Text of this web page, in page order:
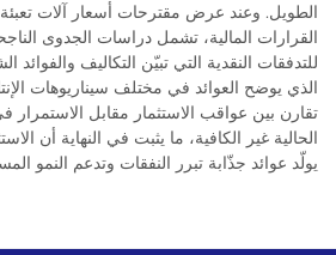
الطويل. وعند عرض مقترحات أسعار آلات
القرارات المالية، تشمل دراسات الجدوى
للتدفقات النقدية التي تبيّن التكاليف والفوائد
الذي يوضح العوائد في مختلف سيناريوهات
تقارن بين عواقب الاستثمار مقابل الاستمرار
الحالية غير الكافية، ما يثبت في النهاية أن
يولّد عوائد جذّابة تبرر النفقات وتدعم النمو